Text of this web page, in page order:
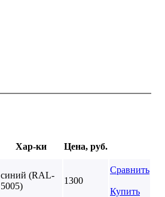
Хар-ки Цена, руб.
синий (RAL-
5005)
1300
Сравнить
Купить